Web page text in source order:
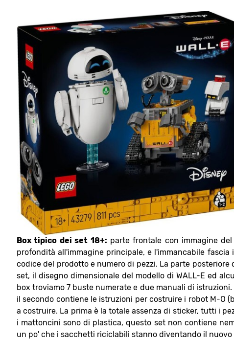
Box tipico dei set 18+: parte frontale con immagine
profondità all'immagine principale, e l'immancabile
codice del prodotto e numero di pezzi. La parte
set, il disegno dimensionale del modello di WALL-E ed
box troviamo 7 buste numerate e due manuali di
il secondo contiene le istruzioni per costruire i robot M-O
a costruire. La prima è la totale assenza di sticker, tutti i
i mattoncini sono di plastica, questo set non contiene
un po' che i sacchetti riciclabili stanno diventando il